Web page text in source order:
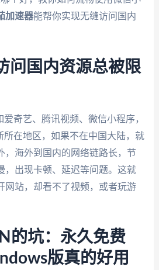
加速器能帮你实现无缝访问国内
问国内资源总被限
爱奇艺、腾讯视频、微信小程序，
所在地区，如果不在中国大陆，就
，海外到国内的网络链路长，节
，出现卡顿、延迟等问题。这就
网站，却看不了视频，或者玩游
的坑：永久免费
版真的好用